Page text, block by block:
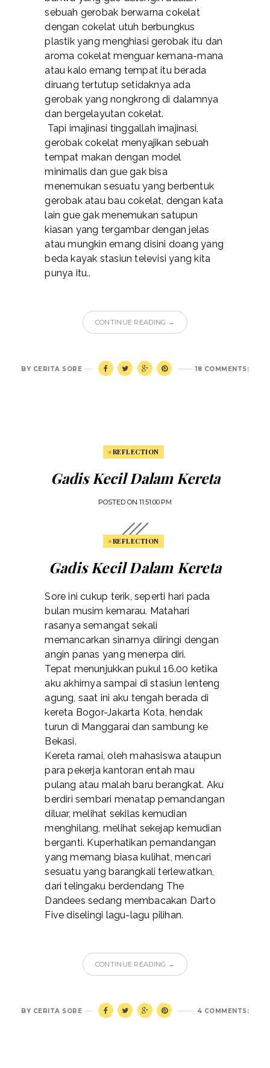
sebuah gerobak berwarna cokelat
dengan cokelat utuh berbungkus
plastik yang menghiasi gerobak itu dan
aroma cokelat menguar kemana-mana
atau kalo emang tempat itu berada
diruang tertutup setidaknya ada
gerobak yang nongkrong di dalamnya
dan bergelayutan cokelat.
Tapi imajinasi tinggallah imajinasi,
gerobak cokelat menyajikan sebuah
tempat makan dengan model
minimalis dan gue gak bisa
menemukan sesuatu yang berbentuk
gerobak atau bau cokelat, dengan kata
lain gue gak menemukan satupun
kiasan yang tergambar dengan jelas
atau mungkin emang disini doang yang
beda kayak stasiun televisi yang kita
punya itu..
CONTINUE READING →
18 COMMENTS:
BY CERITA SORE
#REFLECTION
Gadis Kecil Dalam Kereta
POSTED ON 11:51:00 PM
#REFLECTION
Gadis Kecil Dalam Kereta
Sore ini cukup terik, seperti hari pada
bulan musim kemarau. Matahari
rasanya semangat sekali
memancarkan sinarnya diiringi dengan
angin panas yang menerpa diri.
Tepat menunjukkan pukul 16.00 ketika
aku akhirnya sampai di stasiun lenteng
agung, saat ini aku tengah berada di
kereta Bogor-Jakarta Kota, hendak
turun di Manggarai dan sambung ke
Bekasi.
Kereta ramai, oleh mahasiswa ataupun
para pekerja kantoran entah mau
pulang atau malah baru berangkat. Aku
berdiri sembari menatap pemandangan
diluar, melihat sekilas kemudian
menghilang, melihat sekejap kemudian
berganti. Kuperhatikan pemandangan
yang memang biasa kulihat, mencari
sesuatu yang barangkali terlewatkan,
dari telingaku berdendang The
Dandees sedang membacakan Darto
Five diselingi lagu-lagu pilihan.
CONTINUE READING →
4 COMMENTS:
BY CERITA SORE